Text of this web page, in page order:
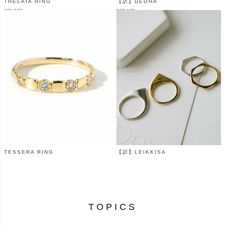
THELAIA RING
¥86,900
【訳】DEORA
¥47,600
TESSERA RING 【訳】LEIKKISA
TOPICS